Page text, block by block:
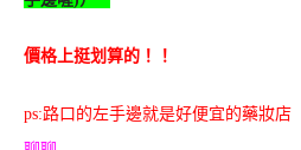
價格上挺划算的！！
ps:路口的左手邊就是好便宜的藥妝店